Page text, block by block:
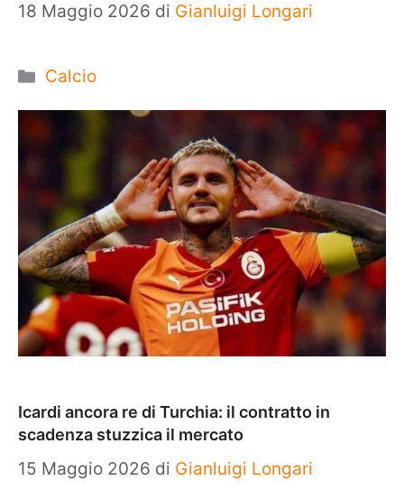
18 Maggio 2026 di Gianluigi Longari
Categorie
Calcio
Icardi ancora re di Turchia: il contratto in
scadenza stuzzica il mercato
15 Maggio 2026 di Gianluigi Longari